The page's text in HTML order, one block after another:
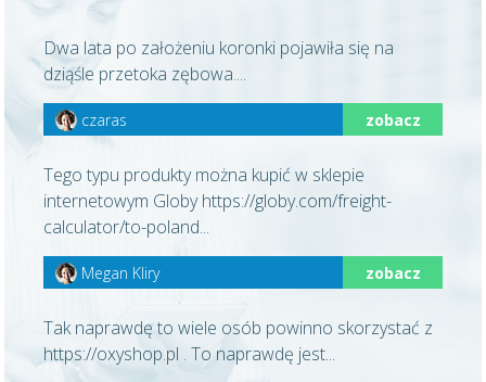
Dwa lata po założeniu koronki pojawiła się na
dziąśle przetoka zębowa....
czaras zobacz
Tego typu produkty można kupić w sklepie
internetowym Globy https://globy.com/freight-
calculator/to-poland...
Megan Kliry zobacz
Tak naprawdę to wiele osób powinno skorzystać z
https://oxyshop.pl . To naprawdę jest...